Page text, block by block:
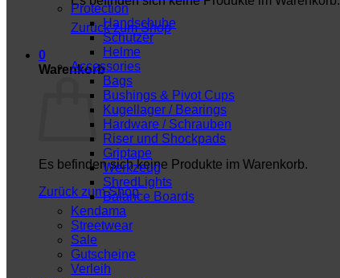
Zurück zum Shop
0
Warenkorb
Es befinden sich keine Produkte im Warenkorb.
Zurück zum Shop
Protection
Handschuhe
Schützer
Helme
Accessories
Bags
Bushings & Pivot Cups
Kugellager / Bearings
Hardware / Schrauben
Riser und Shockpads
Griptape
Werkzeug
ShredLights
Balance Boards
Kendama
Streetwear
Sale
Gutscheine
Verleih